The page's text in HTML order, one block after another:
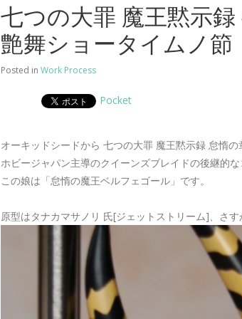
七つの大罪 魔王黙示
艶舞ショータイムノ節
Posted in Work Process
Pocket
オーキッドシードから 七つの大罪 魔王黙示録 怠惰の
ホビージャパン主導のクイーンズブレイドの後継的
この娘は「怠惰の魔王ベルフェゴール」です。
原型はタナカマサノリ 氏[ジェットストリーム]、さ